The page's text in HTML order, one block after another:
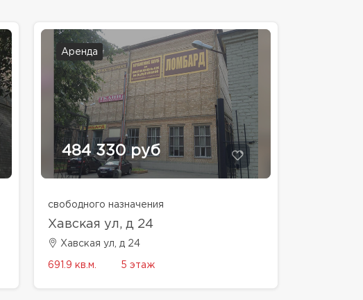
Аренда
484 330 руб
свободного назначения
Хавская ул, д 24
Хавская ул, д 24
691.9 кв.м. 5 этаж